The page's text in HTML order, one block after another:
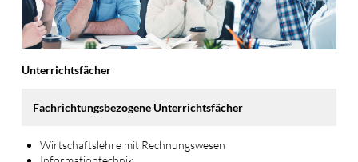
Unterrichtsfächer
Fachrichtungsbezogene Unterrichtsfächer
Wirtschaftslehre mit Rechnungswesen